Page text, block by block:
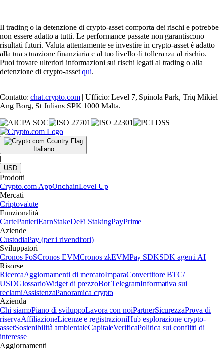
Il trading o la detenzione di crypto-asset comporta dei rischi e potrebbe
non essere adatto a tutti. Le performance passate non garantiscono
risultati futuri. Valuta attentamente se investire in crypto-asset è adatto
alla tua situazione finanziaria e al tuo livello di tolleranza al rischio.
Puoi trovare ulteriori informazioni sui rischi legati al trading o alla
detenzione di crypto-asset qui.
Contatto: chat.crypto.com | Ufficio: Level 7, Spinola Park, Triq Mikiel
Ang Borg, St Julians SPK 1000 Malta.
Italiano
|
USD
Prodotti
Crypto.com AppOnchainLevel Up
Mercati
Criptovalute
Funzionalità
CartePanieriEarnStakeDeFi StakingPayPrime
Aziende
CustodiaPay (per i rivenditori)
Sviluppatori
Cronos PoSCronos EVMCronos zkEVMPay SDKSDK agenti AI
Risorse
RicercaAggiornamenti di mercatoImparaConvertitore BTC/
USDGlossarioWidget di prezzoBot TelegramInformativa sui
reclamiAssistenzaPanoramica crypto
Azienda
Chi siamoPiano di sviluppoLavora con noiPartnerSicurezzaProva di
riservaAffiliazioneLicenze e registrazioniHub esplorazione crypto-
assetSostenibilità ambientaleCapitaleVerificaPolitica sui conflitti di
interesse
Aggiornamenti